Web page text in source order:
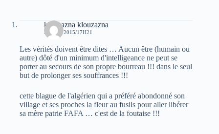
klouzazna klouzazna
22 MAI 2015/17H21
Les vérités doivent être dites … Aucun être (humain ou
autre) dôté d'un minimum d'intelligeance ne peut se
porter au secours de son propre bourreau !!! dans le seul
but de prolonger ses souffrances !!!
cette blague de l'algérien qui a préféré abondonné son
village et ses proches la fleur au fusils pour aller libérer
sa mère patrie FAFA … c'est de la foutaise !!!